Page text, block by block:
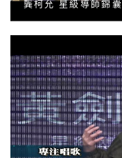
龔柯允 星級導師錦囊